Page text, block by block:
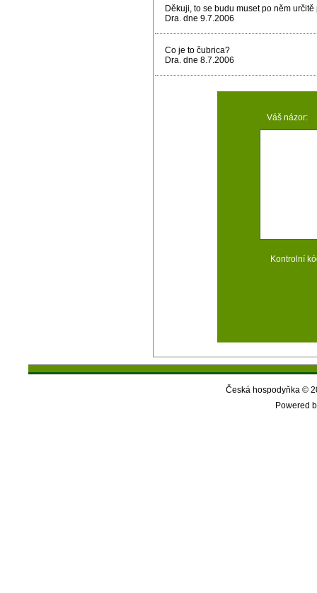
Děkuji, to se budu muset po něm určitě
Dra. dne 9.7.2006
Co je to čubrica?
Dra. dne 8.7.2006
Váš názor:
Kontrolní
Česká hospodyňka ©
Powered